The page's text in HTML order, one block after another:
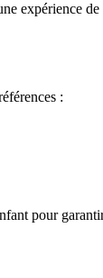
expérience
:
pour